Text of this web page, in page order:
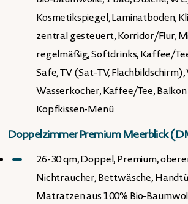
Kosmetikspiegel, Laminatboden,
zentral gesteuert, Korridor/Flur,
regelmäßig, Softdrinks, Kaffee/
Safe, TV (Sat-TV,
Wasserkocher, Kaffee/Tee,
Kopfkissen-Menü
Doppelzimmer Premium Meerblick
26-30 qm, Doppel, Premium,
Nichtraucher, Bettwäsche,
Matratzen aus 100% Bio-